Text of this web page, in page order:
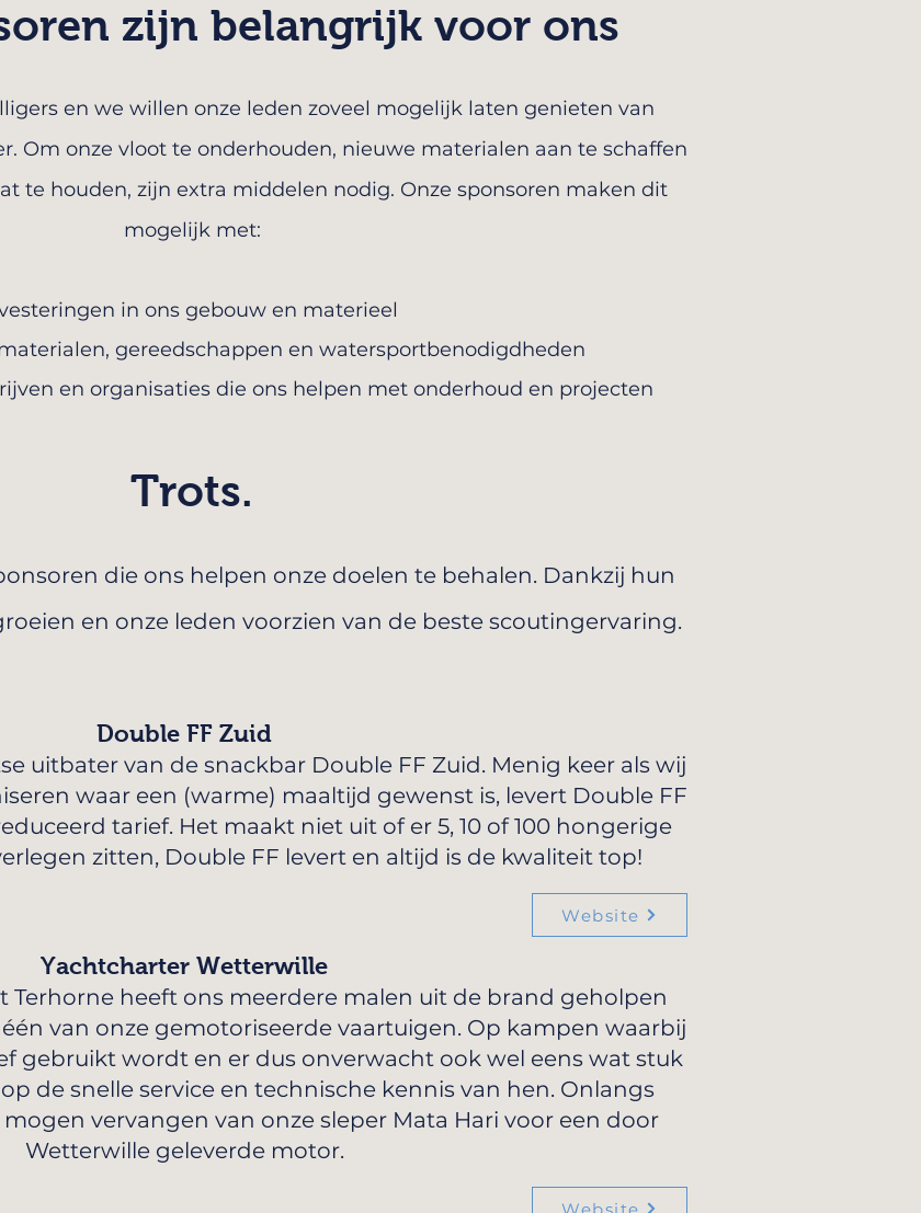
zijn belangrijk voor ons
en we willen onze leden zoveel mogelijk laten genieten van
Om onze vloot te onderhouden, nieuwe materialen aan te schaffen
te houden, zijn extra middelen nodig. Onze sponsoren maken dit
mogelijk met:
in ons gebouw en materieel
gereedschappen en watersportbenodigdheden
en organisaties die ons helpen met onderhoud en projecten
Trots.
die ons helpen onze doelen te behalen. Dankzij hun
en onze leden voorzien van de beste scoutingervaring.
Double FF Zuid
uitbater van de snackbar Double FF Zuid. Menig keer als wij
waar een (warme) maaltijd gewenst is, levert Double FF
tarief. Het maakt niet uit of er 5, 10 of 100 hongerige
zitten, Double FF levert en altijd is de kwaliteit top!
Website
Yachtcharter Wetterwille
Terhorne heeft ons meerdere malen uit de brand geholpen
van onze gemotoriseerde vaartuigen. Op kampen waarbij
gebruikt wordt en er dus onverwacht ook wel eens wat stuk
de snelle service en technische kennis van hen. Onlangs
vervangen van onze sleper Mata Hari voor een door
Wetterwille geleverde motor.
Website